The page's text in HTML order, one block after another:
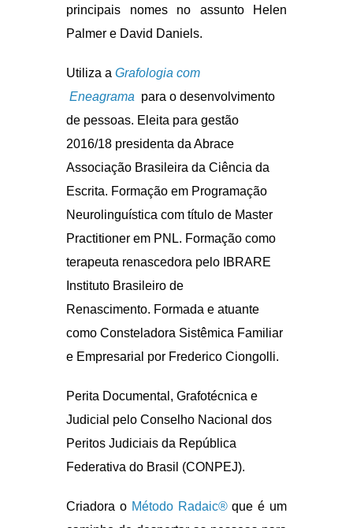
Neurolinguística com título de Master
Practitioner em PNL. Formação como
Instituto Brasileiro de
Renascimento. Formada e atuante
como Consteladora Sistêmica Familiar
e Empresarial por Frederico Ciongolli.
Perita Documental, Grafotécnica e
Judicial pelo Conselho Nacional dos
Peritos Judiciais da República
Federativa do Brasil (CONPEJ).
Criadora o Método Radaic®
caminho de despertar as pessoas para
resultados conscientes em suas vidas,
Terapia da Respiração Consciente.
Diretora do Instituto Radaic Centro de
Pesquisa da Escritah. Escritora do livro
“Grafologia Método Radaic”.
Ministra cursos presenciais e online,